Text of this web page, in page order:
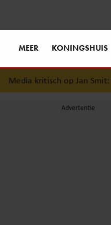
MEER KONINGSHUIS
Media kritisch op Jan Smit: